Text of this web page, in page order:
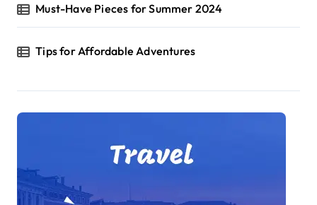
Must-Have Pieces for Summer 2024
Tips for Affordable Adventures